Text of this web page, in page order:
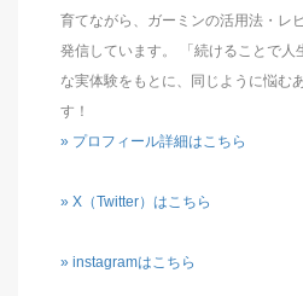
育てながら、ガーミンの活用法・レ
発信しています。 「続けることで
な実体験をもとに、同じように悩む
す！
» プロフィール詳細はこちら
» X（Twitter）はこちら
» instagramはこちら